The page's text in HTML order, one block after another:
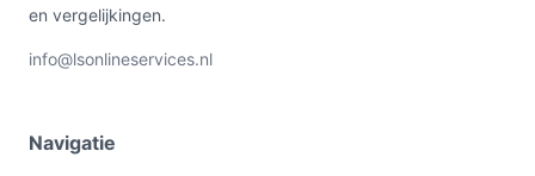
en vergelijkingen.
info@lsonlineservices.nl
Navigatie